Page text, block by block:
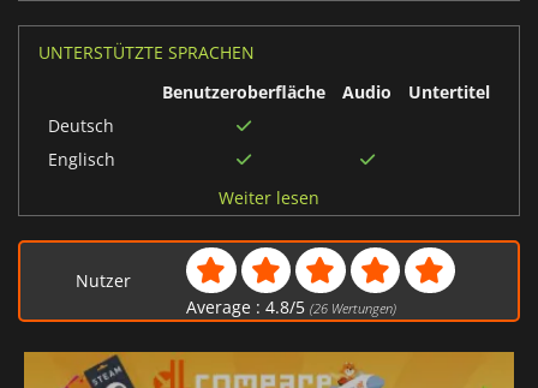
UNTERSTÜTZTE SPRACHEN
Benutzeroberfläche
Audio
Untertitel
Deutsch
Englisch
Italienisch
Britisches
Englisch
Weiter lesen
Nutzer
Average : 4.8/5 (26Wertungen)